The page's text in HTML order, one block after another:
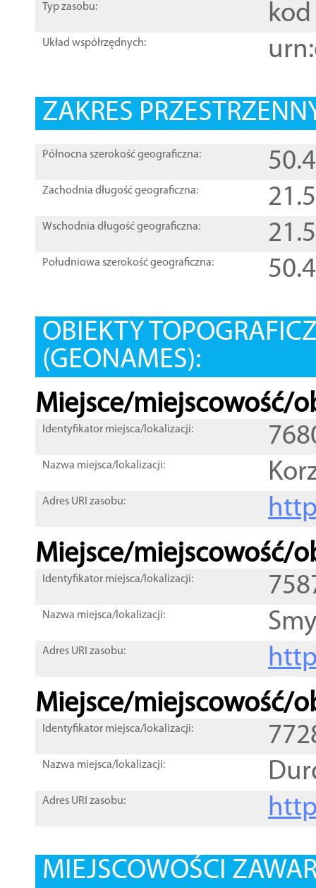
Typ zasobu: kod
Układ współrzędnych:
ZAKRES
Północna szerokość geograficzna:
Zachodnia długość geograficzna:
Wschodnia długość geograficzna:
Południowa szerokość geograficzna:
OBIEKTY
(GEONAMES):
Miejsce/miejscowość/
Identyfikator miejsca/lokalizacji:
Nazwa miejsca/lokalizacji:
Adres URI zasobu:
Miejsce/miejscowość/
Identyfikator miejsca/lokalizacji:
Nazwa miejsca/lokalizacji:
Adres URI zasobu:
Miejsce/miejscowość/
Identyfikator miejsca/lokalizacji:
Nazwa miejsca/lokalizacji:
Adres URI zasobu:
MIEJSCOWOŚCI